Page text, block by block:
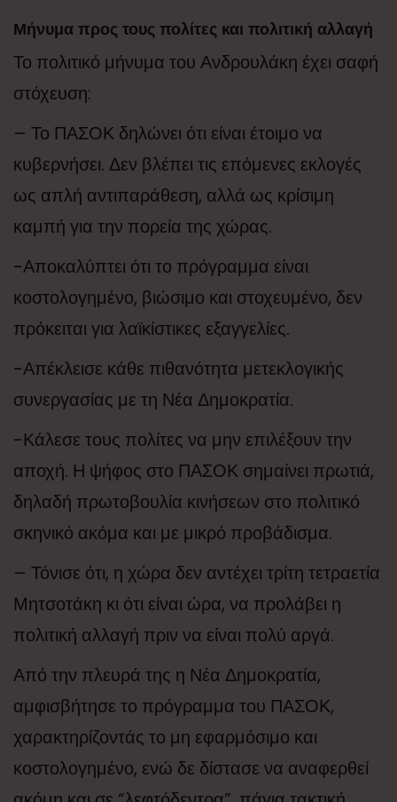
Μήνυμα προς τους πολίτες και πολιτική αλλαγή
Το πολιτικό μήνυμα του Ανδρουλάκη έχει σαφή
στόχευση:
– Το ΠΑΣΟΚ δηλώνει ότι είναι έτοιμο να
κυβερνήσει. Δεν βλέπει τις επόμενες εκλογές
ως απλή αντιπαράθεση, αλλά ως κρίσιμη
καμπή για την πορεία της χώρας.
-Αποκαλύπτει ότι το πρόγραμμα είναι
κοστολογημένο, βιώσιμο και στοχευμένο, δεν
πρόκειται για λαϊκίστικες εξαγγελίες.
-Απέκλεισε κάθε πιθανότητα μετεκλογικής
συνεργασίας με τη Νέα Δημοκρατία.
-Κάλεσε τους πολίτες να μην επιλέξουν την
αποχή. Η ψήφος στο ΠΑΣΟΚ σημαίνει πρωτιά,
δηλαδή πρωτοβουλία κινήσεων στο πολιτικό
σκηνικό ακόμα και με μικρό προβάδισμα.
– Τόνισε ότι, η χώρα δεν αντέχει τρίτη τετραετία
Μητσοτάκη κι ότι είναι ώρα, να προλάβει η
πολιτική αλλαγή πριν να είναι πολύ αργά.
Από την πλευρά της η Νέα Δημοκρατία,
αμφισβήτησε το πρόγραμμα του ΠΑΣΟΚ,
χαρακτηρίζοντάς το μη εφαρμόσιμο και
κοστολογημένο, ενώ δε δίστασε να αναφερθεί